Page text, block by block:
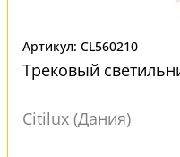
Артикул: CL560210
Трековый
Citilux (Дания)